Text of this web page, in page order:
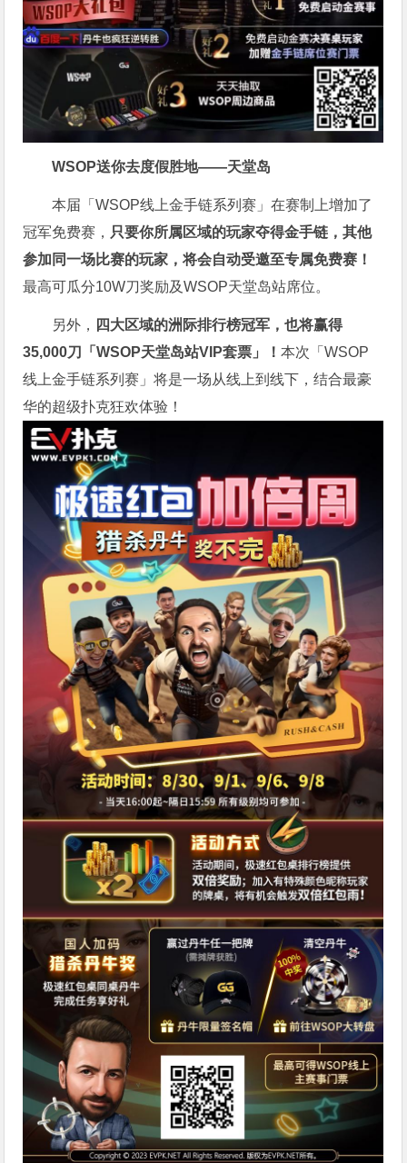
WSOP送你去度假胜地——天堂岛
本届「WSOP线上金手链系列赛」在赛制上增加了
冠军免费赛， 只要你所属区域的玩家夺得金手链，其他
参加同一场比赛的玩家，将会自动受邀至专属免费赛！
最高可瓜分10W刀奖励及WSOP天堂岛站席位。
另外， 四大区域的洲际排行榜冠军，也将赢得
35,000刀「WSOP天堂岛站VIP套票」！本次「WSOP
线上金手链系列赛」将是一场从线上到线下，结合最豪
华的超级扑克狂欢体验！